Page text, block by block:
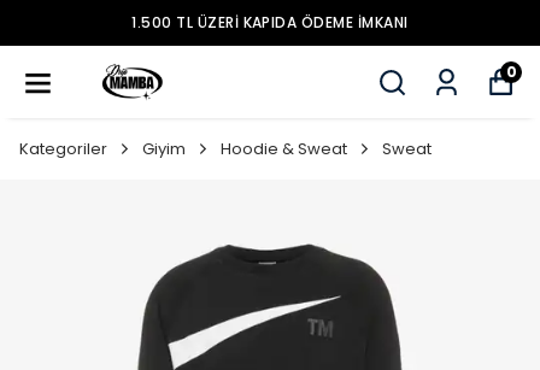
1.500 TL ÜZERİ KAPIDA ÖDEME İMKANI
0
Kategoriler Giyim Hoodie & Sweat Sweat